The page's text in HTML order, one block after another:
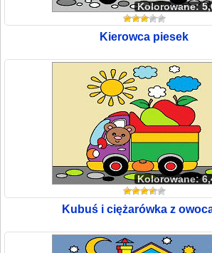
Kolorowane:
Kierowca piesek
Kolorowane:
Kubuś i ciężarówka z